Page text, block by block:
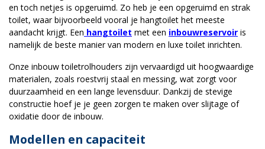
en toch netjes is opgeruimd. Zo heb je een opgeruimd en strak
toilet, waar bijvoorbeeld vooral je hangtoilet het meeste
aandacht krijgt. Een hangtoilet met een inbouwreservoir is
namelijk de beste manier van modern en luxe toilet inrichten.
Onze inbouw toiletrolhouders zijn vervaardigd uit hoogwaardige
materialen, zoals roestvrij staal en messing, wat zorgt voor
duurzaamheid en een lange levensduur. Dankzij de stevige
constructie hoef je je geen zorgen te maken over slijtage of
oxidatie door de inbouw.
Modellen en capaciteit